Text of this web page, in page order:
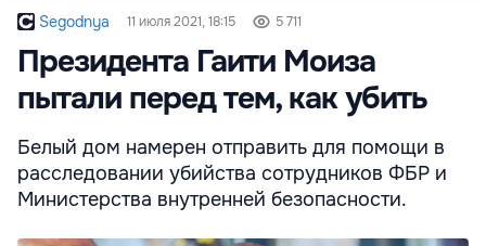
Segodnya 11 июля 2021, 18:15 5 711
Президента Гаити Моиза
пытали перед тем, как убить
Белый дом намерен отправить для помощи в
расследовании убийства сотрудников ФБР и
Министерства внутренней безопасности.